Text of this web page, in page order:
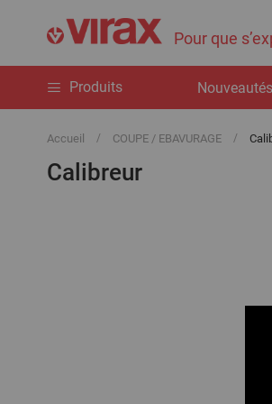
Pour que
Produits Nouveautés
Accueil COUPE / EBAVURAGE
Calibreur